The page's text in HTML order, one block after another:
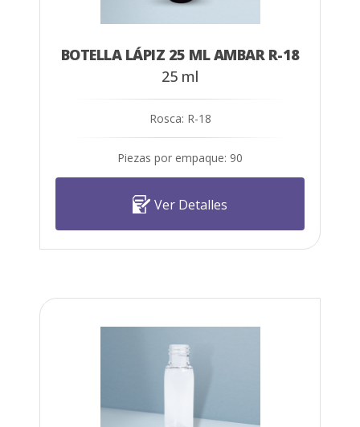
BOTELLA LÁPIZ 25 ML AMBAR R-18
25 ml
Rosca: R-18
Piezas por empaque: 90
Ver Detalles